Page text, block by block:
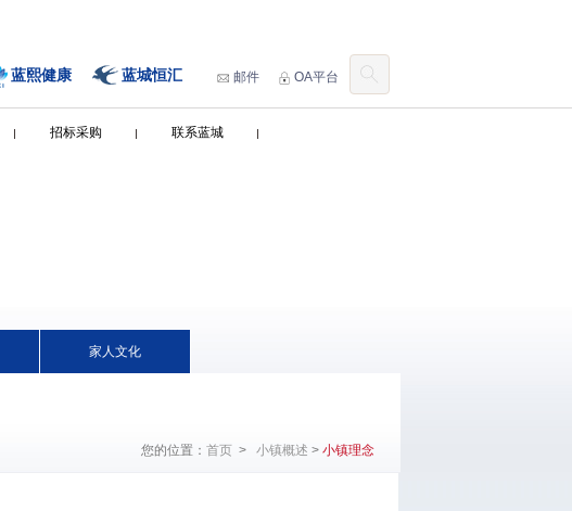
蓝熙健康 蓝城恒汇 邮件 OA平台
招标采购 联系蓝城
家人文化
您的位置： 首页> 小镇概述 > 小镇理念